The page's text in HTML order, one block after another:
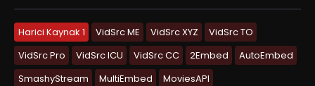
Harici Kaynak 1 VidSrc ME VidSrc XYZ
VidSrc TO
VidSrc Pro
VidSrc ICU VidSrc CC 2Embed
AutoEmbed
SmashyStream
MultiEmbed MoviesAPI